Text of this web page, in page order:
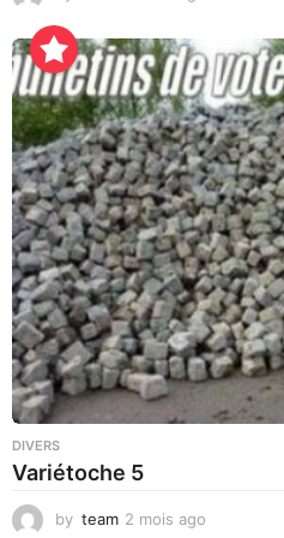
u
r
s
a
g
o
DIVERS
Variétoche 5
by team 2 mois ago